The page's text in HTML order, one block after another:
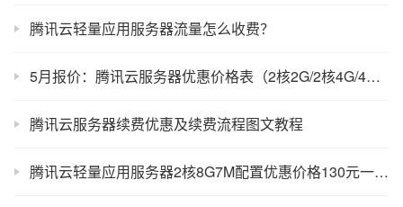
腾讯云轻量应用服务器流量怎么收费？
5月报价：腾讯云服务器优惠价格表（2核2G/2核4G/4核8G/8核16G）
腾讯云服务器续费优惠及续费流程图文教程
腾讯云轻量应用服务器2核8G7M配置优惠价格130元一年性能评测